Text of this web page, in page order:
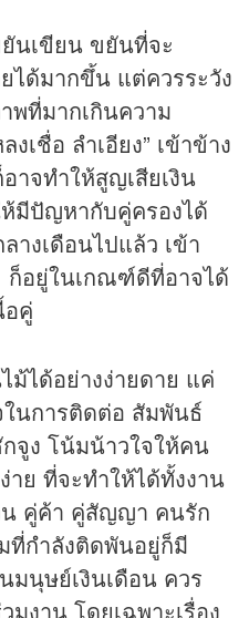
นเขียน ขยันที่จะ
ได้มากขึ้น แต่ควรระวัง
พที่มากเกินความ
เชื่อ ลำเอียง” เข้าข้าง
าจทำให้สูญเสียเงิน
มีปัญหากับคู่ครองได้
งเดือนไปแล้ว เข้า
อยู่ในเกณฑ์ดีที่อาจได้
คู่
ด้อย่างง่ายดาย แค่
ในการติดต่อ สัมพันธ์
จูง โน้มน้าวใจให้คน
าย ที่จะทำให้ได้ทั้งงาน
คู่ค้า คู่สัญญา คนรัก
ที่กำลังติดพันอยู่ก็มี
มนุษย์เงินเดือน ควร
มงาน โดยเฉพาะเรื่อง